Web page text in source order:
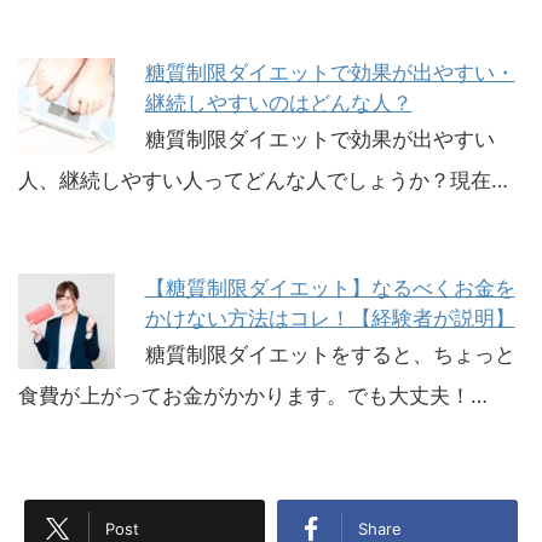
糖質制限ダイエットで効果が出やすい・
継続しやすいのはどんな人？
糖質制限ダイエットで効果が出やすい
人、継続しやすい人ってどんな人でしょうか？現在…
【糖質制限ダイエット】なるべくお金を
かけない方法はコレ！【経験者が説明】
糖質制限ダイエットをすると、ちょっと
食費が上がってお金がかかります。でも大丈夫！…
Post Share